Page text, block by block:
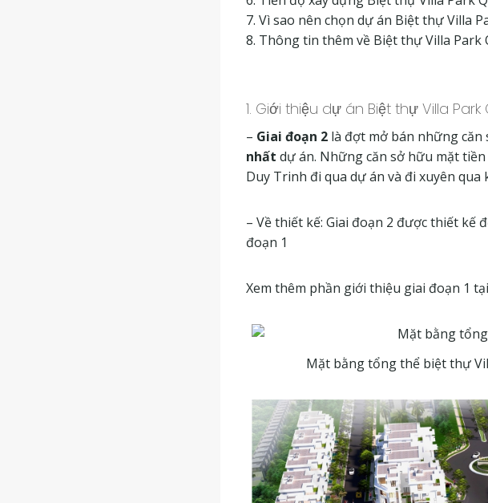
7. Vì sao nên chọn dự án Biệt thự Villa
8. Thông tin thêm về Biệt thự Villa Park
1. Giới thiệu dự án Biệt thự Villa
– Giai đoạn 2 là đợt mở bán những căn
nhất dự án. Những căn sở hữu mặt
Duy Trinh đi qua dự án và đi xuyên qua
– Về thiết kế: Giai đoạn 2 được thiết kế
đoạn 1
Xem thêm phần giới thiệu giai đoạn 1
Mặt bằng tổng thể biệt thự